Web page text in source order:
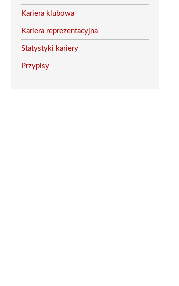
Kariera klubowa
Kariera reprezentacyjna
Statystyki kariery
Przypisy